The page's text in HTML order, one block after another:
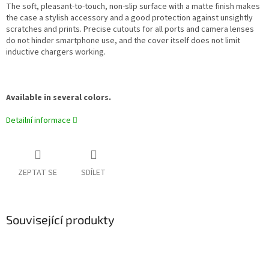
The soft, pleasant-to-touch, non-slip surface with a matte finish makes
the case a stylish accessory and a good protection against unsightly
scratches and prints. Precise cutouts for all ports and camera lenses
do not hinder smartphone use, and the cover itself does not limit
inductive chargers working.
Available in several colors.
Detailní informace
ZEPTAT SE SDÍLET
Související produkty